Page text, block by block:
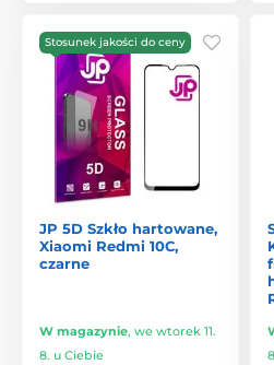
Stosunek jakości do ceny
JP 5D Szkło hartowane,
Xiaomi Redmi 10C,
czarne
W magazynie, we wtorek 11.
8. u Ciebie